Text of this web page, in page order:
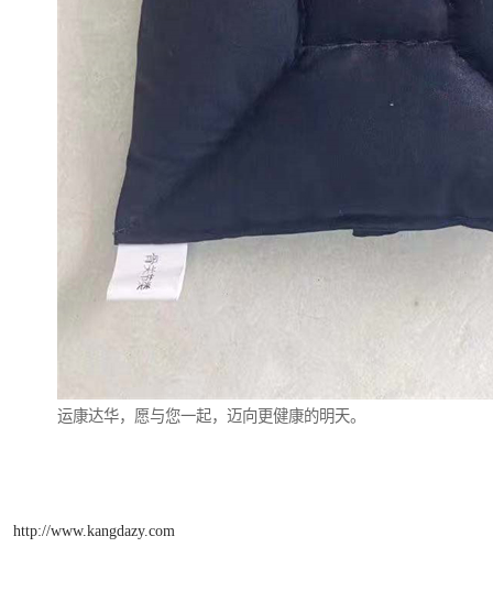
运康达华，愿与您一起，迈向更健康的明天。
http://www.kangdazy.com